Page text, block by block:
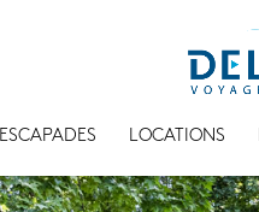
ESCAPADES LOCATIONS